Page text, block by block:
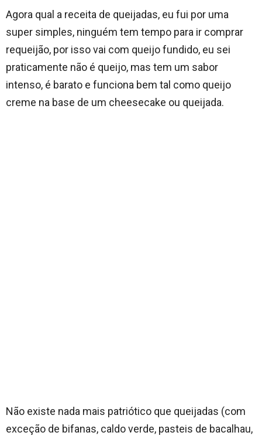
Agora qual a receita de queijadas, eu fui por uma
super simples, ninguém tem tempo para ir comprar
requeijão, por isso vai com queijo fundido, eu sei
praticamente não é queijo, mas tem um sabor
intenso, é barato e funciona bem tal como queijo
creme na base de um cheesecake ou queijada.
Não existe nada mais patriótico que queijadas (com
exceção de bifanas, caldo verde, pasteis de bacalhau,